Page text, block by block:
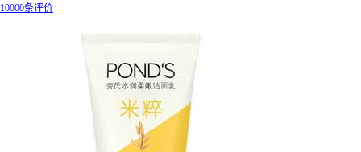
10000条评价